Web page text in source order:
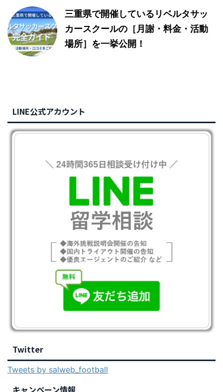
三重県で開催しているリベルタサッ
カースクールの［月謝・料金・活動
場所］を一挙公開！
LINE公式アカウント
Twitter
Tweets by salweb_football
キャンペーン情報